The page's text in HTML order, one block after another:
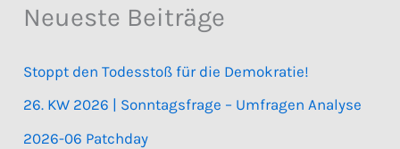
Neueste Beiträge
Stoppt den Todesstoß für die Demokratie!
26. KW 2026 | Sonntagsfrage – Umfragen Analyse
2026-06 Patchday